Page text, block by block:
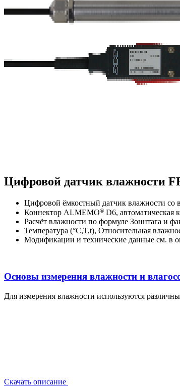
Цифровой датчик влажности
Цифровой ёмкостный датчик влажности
Коннектор ALMEMO® D6, автоматическая
Расчёт влажности по формуле Зоннтага и
Температура (°C,T,t), Относительная
Модификации и технические данные см. в
Основы измерения влажности и
Для измерения влажности используются
Скачать описание